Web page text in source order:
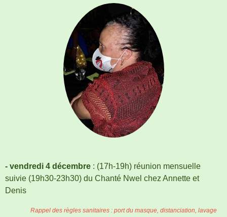
- vendredi 4 décembre : (17h-19h) réunion mensuelle
suivie (19h30-23h30) du Chanté Nwel chez Annette et
Denis
Rappel des règles sanitaires : port du masque, distanciation, lavage